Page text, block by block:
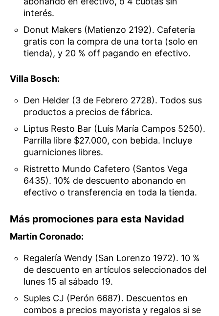
interés.
Donut Makers (Matienzo 2192). Cafetería
gratis con la compra de una torta (solo en
tienda), y 20 % off pagando en efectivo.
Villa Bosch:
Den Helder (3 de Febrero 2728). Todos sus
productos a precios de fábrica.
Liptus Resto Bar (Luís María Campos 5250).
Parrilla libre $27.000, con bebida. Incluye
guarniciones libres.
Ristretto Mundo Cafetero (Santos Vega
6435). 10% de descuento abonando en
efectivo o transferencia en toda la tienda.
Más promociones para esta Navidad
Martín Coronado:
Regalería Wendy (San Lorenzo 1972). 10 %
de descuento en artículos seleccionados del
lunes 15 al sábado 19.
Suples CJ (Perón 6687). Descuentos en
combos a precios mayorista y regalos si se